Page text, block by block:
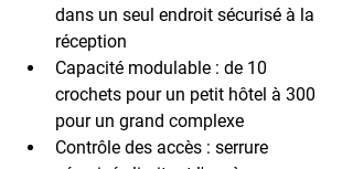
dans un seul endroit sécurisé à la
réception
Capacité modulable : de 10
crochets pour un petit hôtel à 300
pour un grand complexe
Contrôle des accès : serrure